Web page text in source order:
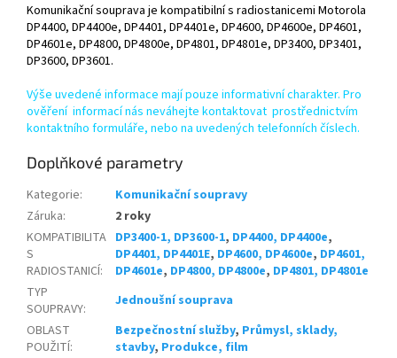
Komunikační souprava je kompatibilní s radiostanicemi Motorola
DP4400, DP4400e, DP4401, DP4401e, DP4600, DP4600e, DP4601,
DP4601e, DP4800, DP4800e, DP4801, DP4801e, DP3400, DP3401,
DP3600, DP3601.
Výše uvedené informace mají pouze informativní charakter. Pro
ověření informací nás neváhejte kontaktovat prostřednictvím
kontaktního formuláře, nebo na uvedených telefonních číslech.
Doplňkové parametry
Kategorie:
Komunikační soupravy
Záruka:
2 roky
KOMPATIBILITA
S
RADIOSTANICÍ:
DP3400-1, DP3600-1, DP4400, DP4400e,
DP4401, DP4401E, DP4600, DP4600e, DP4601,
DP4601e, DP4800, DP4800e, DP4801, DP4801e
TYP
SOUPRAVY:
Jednoušní souprava
OBLAST
POUŽITÍ:
Bezpečnostní služby, Průmysl, sklady,
stavby, Produkce, film